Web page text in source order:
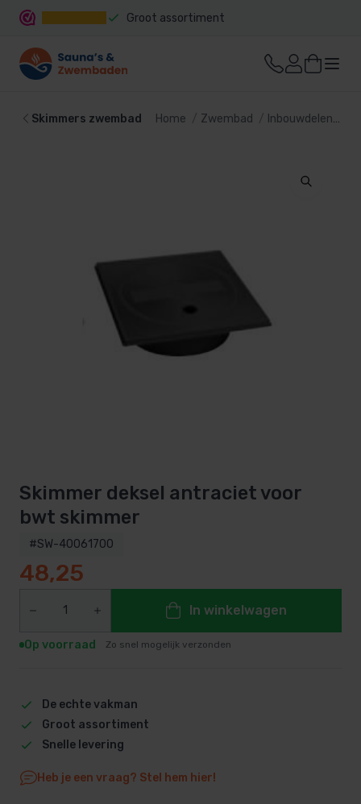
Groot assortiment
Skimmers zwembad Home Zwembad Inbouwdelen
Skimmer deksel antraciet voor
bwt skimmer
#SW-40061700
48,25
In winkelwagen
Op voorraad Zo snel mogelijk verzonden
De echte vakman
Groot assortiment
Snelle levering
Heb je een vraag? Stel hem hier!